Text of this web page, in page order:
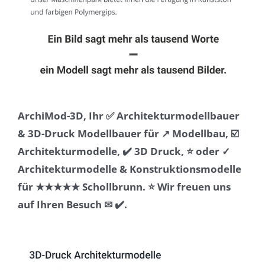
ArchiMod-3D, Ihr ✅ Architekturmodellbauer
& 3D-Druck Modellbauer für ↗️ Modellbau, ☑️
Architekturmodelle, ✔️ 3D Druck, ⭐ oder ✓
Architekturmodelle & Konstruktionsmodelle
für ★★★★★ Schollbrunn. ⭐ Wir freuen uns
auf Ihren Besuch ✉ ✔️.